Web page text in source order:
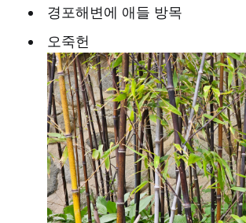
경포해변에 애들 방목
오죽헌